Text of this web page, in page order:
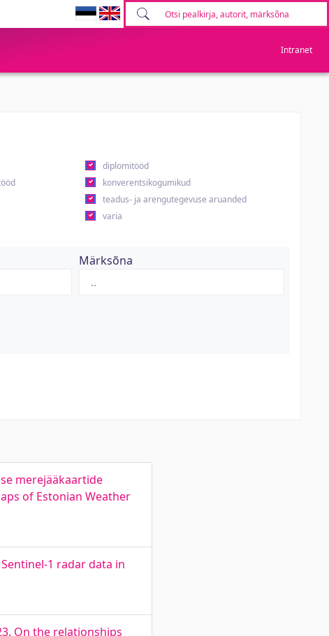
Intranet
diplomitööd
konverentsikogumikud
teadus- ja arengutegevuse aruanded
varia
Märksõna
merejääkaartide
of Estonian Weather
1 radar data in
On the relationships